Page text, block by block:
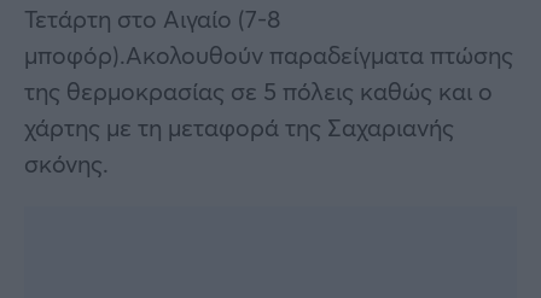
Τετάρτη στο Αιγαίο (7-8
μποφόρ).Ακολουθούν παραδείγματα πτώσης
της θερμοκρασίας σε 5 πόλεις καθώς και ο
χάρτης με τη μεταφορά της Σαχαριανής
σκόνης.